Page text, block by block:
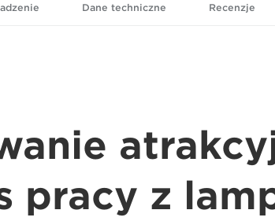
Dane techniczne Recenzje
pracy z